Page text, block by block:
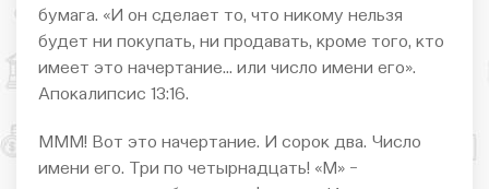
бумага. «И он сделает то, что никому нельзя
будет ни покупать, ни продавать, кроме того, кто
имеет это начертание… или число имени его».
Апокалипсис 13:16.
МММ! Вот это начертание. И сорок два. Число
имени его. Три по четырнадцать! «М» −